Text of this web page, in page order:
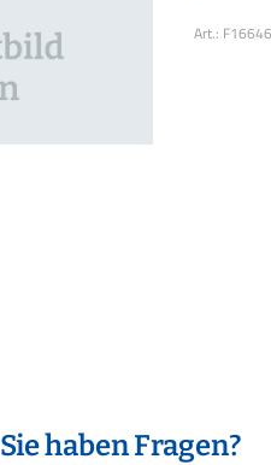
Art.: F16646
Sie haben Fragen?